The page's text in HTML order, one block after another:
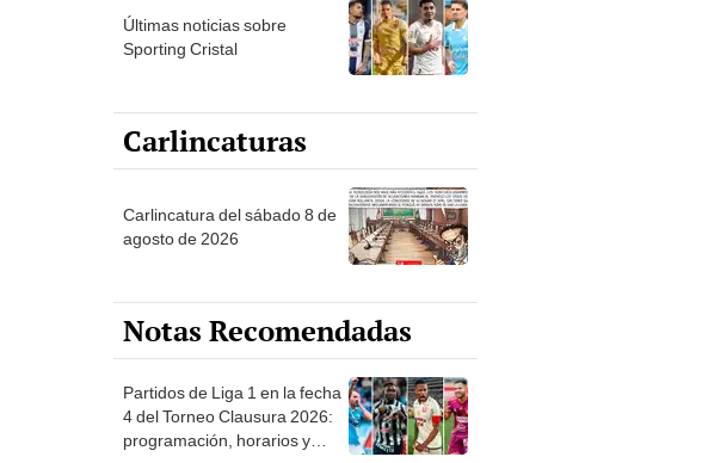
Últimas noticias sobre
Sporting Cristal
Carlincaturas
Carlincatura del sábado 8 de
agosto de 2026
Notas Recomendadas
Partidos de Liga 1 en la fecha
4 del Torneo Clausura 2026:
programación, horarios y